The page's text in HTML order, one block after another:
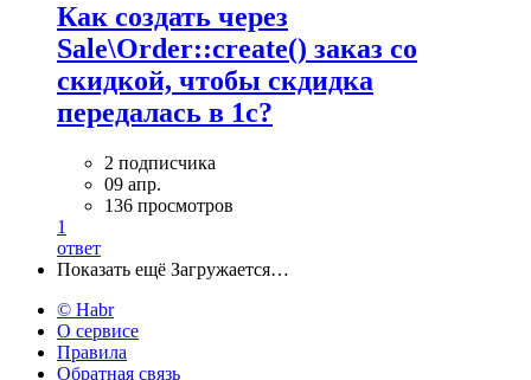
Как создать через
Sale\Order::create() заказ со
скидкой, чтобы скдидка
передалась в 1с?
2 подписчика
09 апр.
136 просмотров
1
ответ
Показать ещё Загружается…
© Habr
О сервисе
Правила
Обратная связь